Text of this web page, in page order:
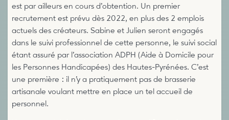
est par ailleurs en cours d’obtention. Un premier
recrutement est prévu dès 2022, en plus des 2 emplois
actuels des créateurs. Sabine et Julien seront engagés
dans le suivi professionnel de cette personne, le suivi social
étant assuré par l’association ADPH (Aide à Domicile pour
les Personnes Handicapées) des Hautes-Pyrénées. C’est
une première : il n’y a pratiquement pas de brasserie
artisanale voulant mettre en place un tel accueil de
personnel.